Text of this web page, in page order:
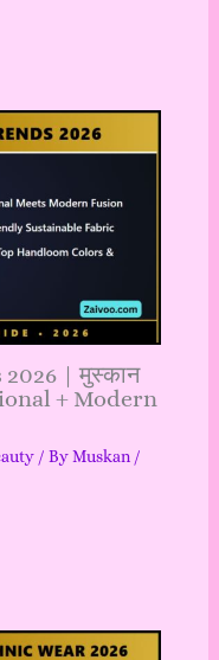
| मुस्कान
+ Modern
/ ByMuskan /